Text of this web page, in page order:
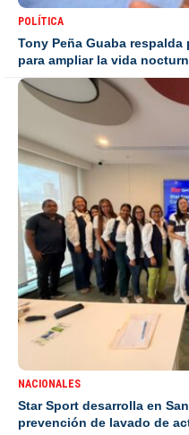
POLÍTICA
Tony Peña Guaba
para ampliar la vida
NACIONALES
Star Sport desarrolla en
prevención de lavado de